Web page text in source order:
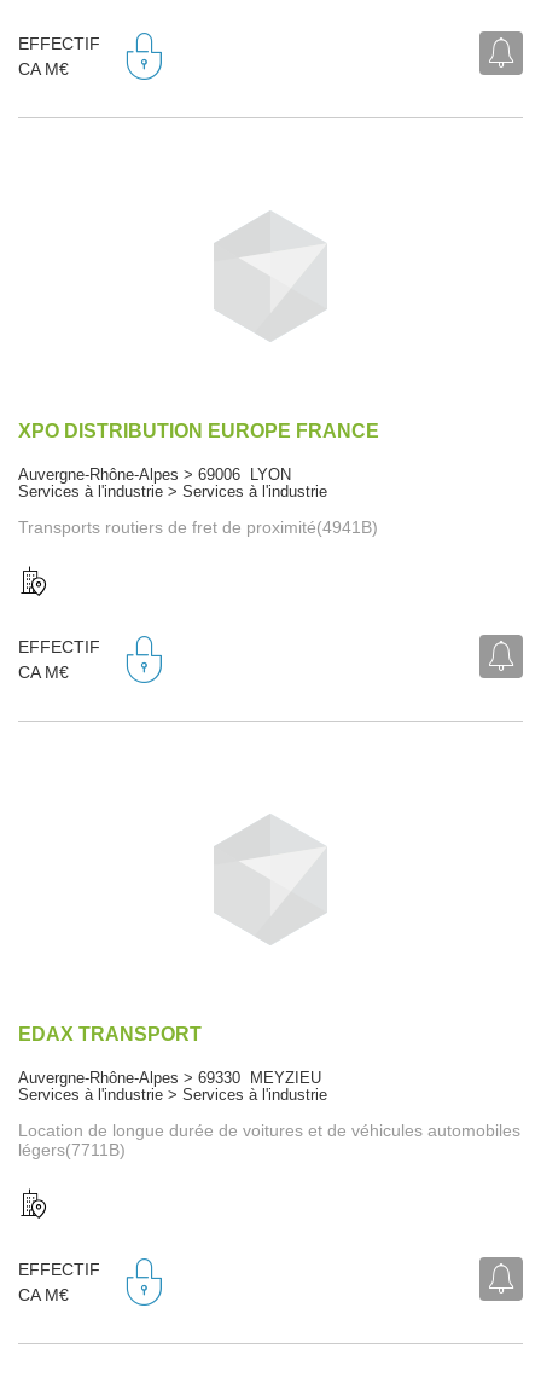
EFFECTIF
CA M€
XPO DISTRIBUTION EUROPE FRANCE
Auvergne-Rhône-Alpes > 69006 LYON
Services à l'industrie > Services à l'industrie
Transports routiers de fret de proximité(4941B)
EFFECTIF
CA M€
EDAX TRANSPORT
Auvergne-Rhône-Alpes > 69330 MEYZIEU
Services à l'industrie > Services à l'industrie
Location de longue durée de voitures et de véhicules automobiles
légers(7711B)
EFFECTIF
CA M€